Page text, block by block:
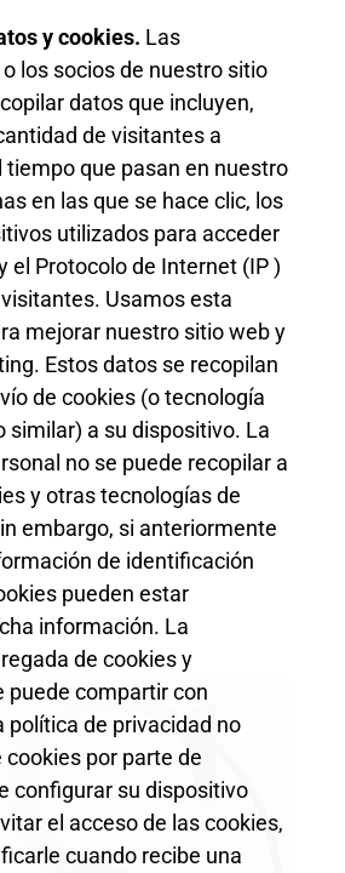
y cookies. Las
los socios de nuestro sitio
datos que incluyen,
de visitantes a
tiempo que pasan en nuestro
en las que se hace clic, los
utilizados para acceder
el Protocolo de Internet (IP )
Usamos esta
mejorar nuestro sitio web y
Estos datos se recopilan
de cookies (o tecnología
similar) a su dispositivo. La
no se puede recopilar a
y otras tecnologías de
embargo, si anteriormente
de identificación
pueden estar
información. La
de cookies y
puede compartir con
política de privacidad no
cookies por parte de
configurar su dispositivo
el acceso de las cookies,
cuando recibe una